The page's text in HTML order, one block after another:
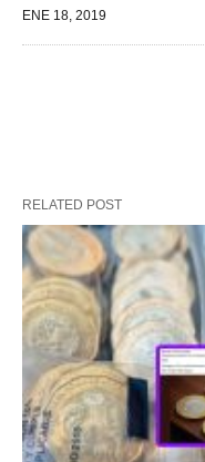
ENE 18, 2019
RELATED POST